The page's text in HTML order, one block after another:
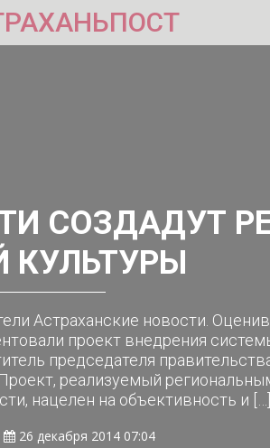
СОЗДАДУТ
КУЛЬТУРЫ
Астраханские новости.
проект внедрения
председателя
реализуемый
нацелен на объективность и […]
26 декабря 2014 07:04